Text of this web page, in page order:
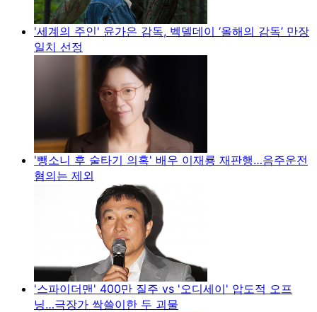
'세계의 주인' 윤가은 감독, 벡델데이 ‘올해의 감독’ 만장
일치 선정
'뺑소니 후 술타기 의혹' 배우 이재룡 재판행…음주운전
혐의는 제외
'스파이더맨' 400만 질주 vs '오디세이' 압도적 오프
닝…극장가 싹쓸이한 두 괴물